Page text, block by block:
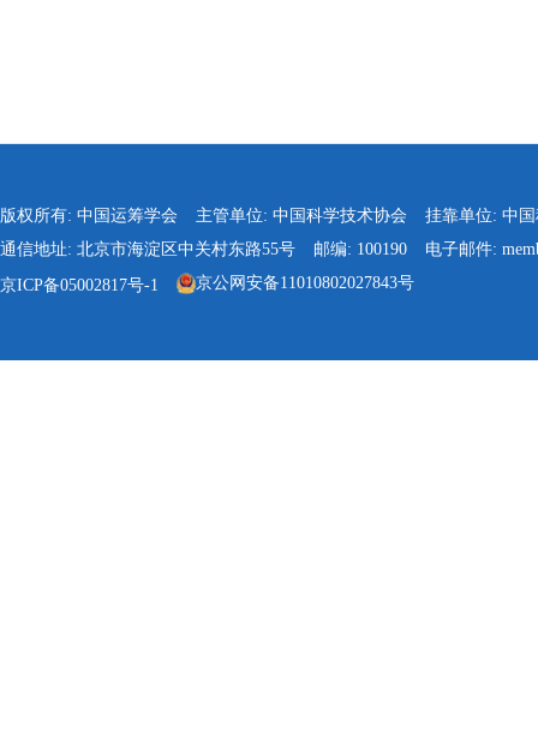
版权所有: 中国运筹学会 主管单位: 中国科学技术协会
挂靠单位: 中
通信地址: 北京市海淀区中关村东路55号
邮编: 100190 电子邮件:
京ICP备05002817号-1 京公网安备11010802027843号